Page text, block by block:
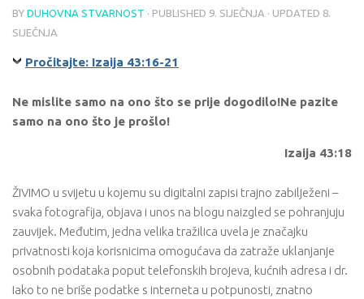
BY DUHOVNA STVARNOST · PUBLISHED 9. SIJEČNJA · UPDATED 8.
SIJEČNJA
Pročitajte: Izaija 43:16-21
Ne mislite samo na ono što se prije dogodilo!Ne pazite
samo na ono što je prošlo!
Izaija 43:18
ŽIVIMO u svijetu u kojemu su digitalni zapisi trajno zabilježeni –
svaka fotografija, objava i unos na blogu naizgled se pohranjuju
zauvijek. Međutim, jedna velika tražilica uvela je značajku
privatnosti koja korisnicima omogućava da zatraže uklanjanje
osobnih podataka poput telefonskih brojeva, kućnih adresa i dr.
Iako to ne briše podatke s interneta u potpunosti, znatno